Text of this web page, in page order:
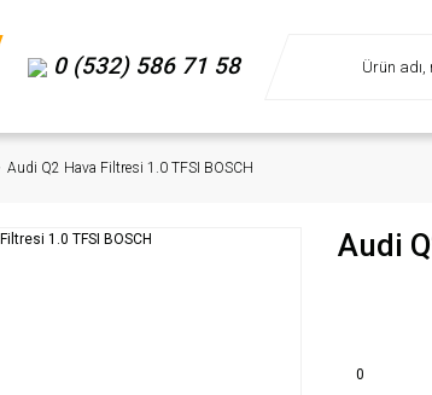
0 (532) 586 71 58
Audi Q2 Hava Filtresi 1.0 TFSI BOSCH
Audi
0